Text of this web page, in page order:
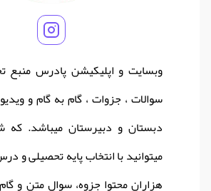
وبسایت و اپلیکیشن پادرس منبع
سوالات ، جزوات ، گام به گام و
دبستان و دبیرستان میباشد. که
میتوانید با انتخاب پایه تحصیلی و
هزاران محتوا جزوه، سوال متن و